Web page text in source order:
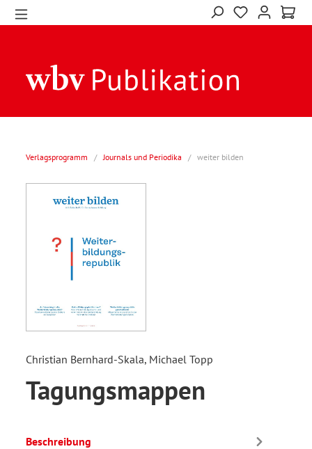
Verlagsprogramm / Journals und Periodika / weiter bilden
Christian Bernhard-Skala, Michael Topp
Tagungsmappen
Beschreibung